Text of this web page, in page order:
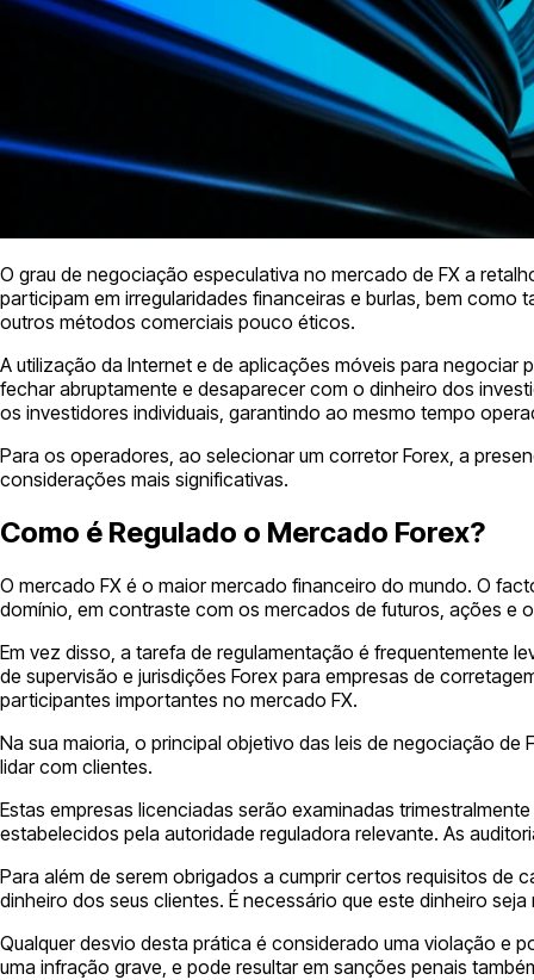
O grau de negociação especulativa no mercado de FX a
participam em irregularidades financeiras e burlas, bem
outros métodos comerciais pouco éticos.
A utilização da Internet e de aplicações móveis para
fechar abruptamente e desaparecer com o dinheiro dos
os investidores individuais, garantindo ao mesmo tempo
Para os operadores, ao selecionar um corretor Forex, a
considerações mais significativas.
Como é Regulado o Mercado Forex?
O mercado FX é o maior mercado financeiro do mundo. O
domínio, em contraste com os mercados de futuros, ações e
Em vez disso, a tarefa de regulamentação é frequentemente
de supervisão e jurisdições Forex para empresas de
participantes importantes no mercado FX.
Na sua maioria, o principal objetivo das leis de negociação
lidar com clientes.
Estas empresas licenciadas serão examinadas
estabelecidos pela autoridade reguladora relevante. As
Para além de serem obrigados a cumprir certos requisitos
dinheiro dos seus clientes. É necessário que este dinheiro
Qualquer desvio desta prática é considerado uma violação e
uma infração grave, e pode resultar em sanções penais